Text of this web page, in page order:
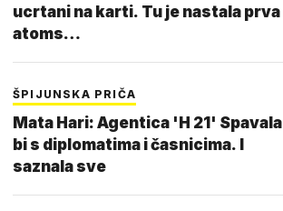
ucrtani na karti. Tu je nastala prva
atoms…
ŠPIJUNSKA PRIČA
Mata Hari: Agentica 'H 21' Spavala
bi s diplomatima i časnicima. I
saznala sve